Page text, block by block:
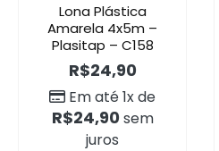
Lona Plástica
Amarela 4x5m –
Plasitap – C158
R$24,90
Em até 1x de
R$24,90 sem
juros